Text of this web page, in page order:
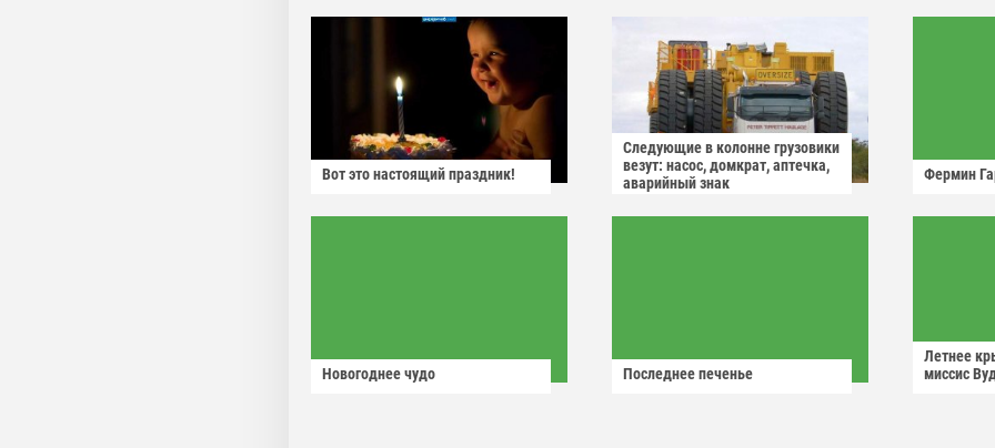
Вот это настоящий праздник!
Следующие в колонне грузовики
везут: насос, домкрат, аптечка,
аварийный знак
Фермин
Новогоднее чудо Последнее печенье
Летнее
миссис